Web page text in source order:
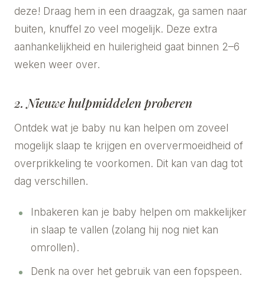
deze! Draag hem in een draagzak, ga samen naar
buiten, knuffel zo veel mogelijk. Deze extra
aanhankelijkheid en huilerigheid gaat binnen 2–6
weken weer over.
2. Nieuwe hulpmiddelen proberen
Ontdek wat je baby nu kan helpen om zoveel
mogelijk slaap te krijgen en oververmoeidheid of
overprikkeling te voorkomen. Dit kan van dag tot
dag verschillen.
Inbakeren kan je baby helpen om makkelijker
in slaap te vallen (zolang hij nog niet kan
omrollen).
Denk na over het gebruik van een fopspeen.